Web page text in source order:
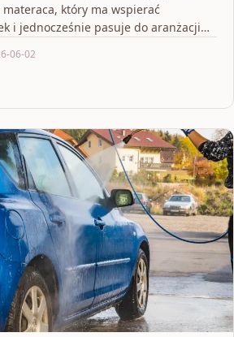
który ma wspierać
i jednocześnie pasuje do aranżacji
06-02